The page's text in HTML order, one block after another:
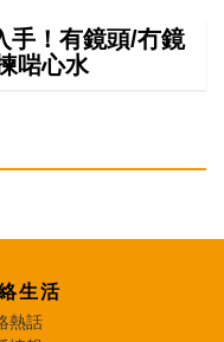
手！有鏡頭/冇鏡
啱心水
生活
熱話